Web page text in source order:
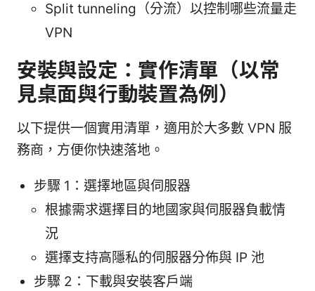
Split tunneling（分流）以控制哪些流量走
VPN
安裝與設定：實作清單（以常
見桌面與行動裝置為例）
以下提供一個實用清單，適用於大多數 VPN 服
務商，方便你快速落地。
步驟 1：選擇地區與伺服器
根據需求選擇目的地國家與伺服器負載情
況
選擇支持高隱私的伺服器分佈與 IP 池
步驟 2：下載與安裝客戶端